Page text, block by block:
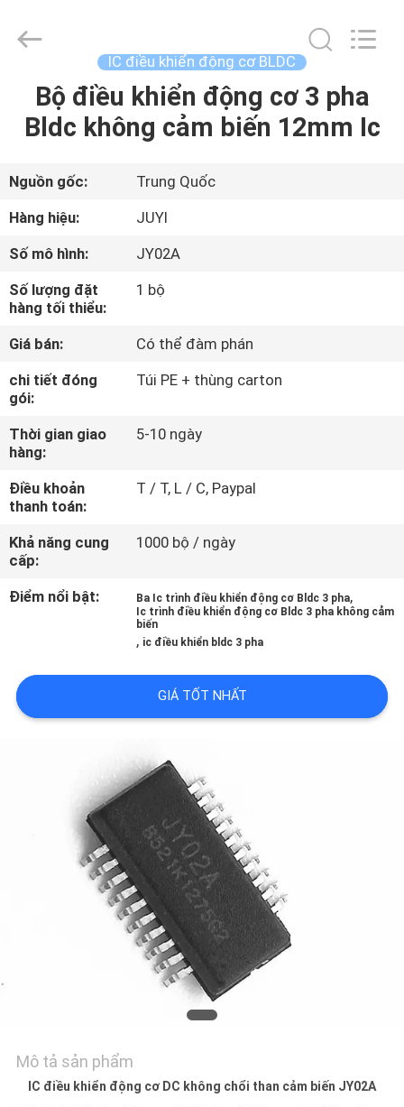
NHÀ
PHẨM
VIDEO
VỀ
CHÚNG
QUAN
NHÀ
MÁY
KIỂM
SOÁT
LIÊN
CẢ
TRƯỜNG
HỢP
Bextreme
Reserved.
IC điều khiển động cơ BLDC
Bộ điều khiển động cơ 3 pha
Bldc không cảm biến 12mm Ic
Nguồn gốc:
Trung Quốc
Hàng hiệu:
JUYI
Số mô hình:
JY02A
Số lượng đặt
hàng tối thiểu:
1 bộ
Giá bán:
Có thể đàm phán
chi tiết đóng
gói:
Túi PE + thùng carton
Thời gian giao
hàng:
5-10 ngày
Điều khoản
thanh toán:
T / T, L / C, Paypal
Khả năng cung
cấp:
1000 bộ / ngày
Điểm nổi bật: Ba Ic trình điều khiển động cơ Bldc 3 pha,
Ic trình điều khiển động cơ Bldc 3 pha không cảm
biến
, ic điều khiển bldc 3 pha
GIÁ TỐT NHẤT
Mô tả sản phẩm
IC điều khiển động cơ DC không chổi than cảm biến JY02A